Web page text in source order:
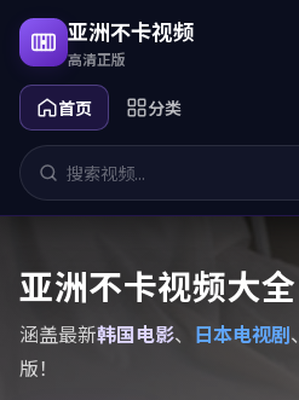
亚洲不卡视频
高清正版
首页 分类
亚洲不卡视频大全
涵盖最新韩国电影、 日本电视剧、
版！